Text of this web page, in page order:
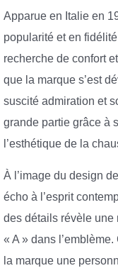
Apparue en Italie en
popularité et en
recherche de confort
que la marque s’est
suscité admiration et
grande partie grâce à
l’esthétique de la
À l’image du design
écho à l’esprit
des détails révèle une
« A » dans
la marque une